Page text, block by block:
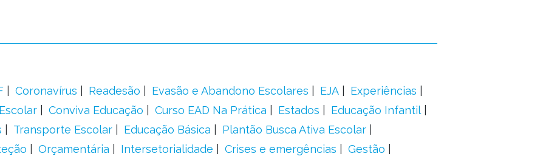
Coronavírus Readesão Evasão e Abandono Escolares EJA
Experiências
Conviva Educação Curso EAD Na Prática Estados
Educação Infantil
Transporte Escolar Educação Básica
Plantão Busca Ativa Escolar
Orçamentária Intersetorialidade Crises e emergências
Gestão